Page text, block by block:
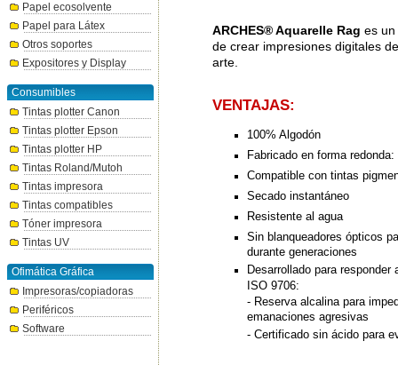
Papel ecosolvente
Papel para Látex
Otros soportes
Expositores y Display
Consumibles
Tintas plotter Canon
Tintas plotter Epson
Tintas plotter HP
Tintas Roland/Mutoh
Tintas impresora
Tintas compatibles
Tóner impresora
Tintas UV
Ofimática Gráfica
Impresoras/copiadoras
Periféricos
Software
ARCHES® Aquarelle Rag es
de crear impresiones digitales
arte.
VENTAJAS:
100% Algodón
Fabricado en forma
Compatible con tintas
Secado instantáneo
Resistente al agua
Sin blanqueadores ópticos
durante generaciones
Desarrollado para
ISO 9706:
- Reserva alcalina para
emanaciones agresivas
- Certificado sin ácido para